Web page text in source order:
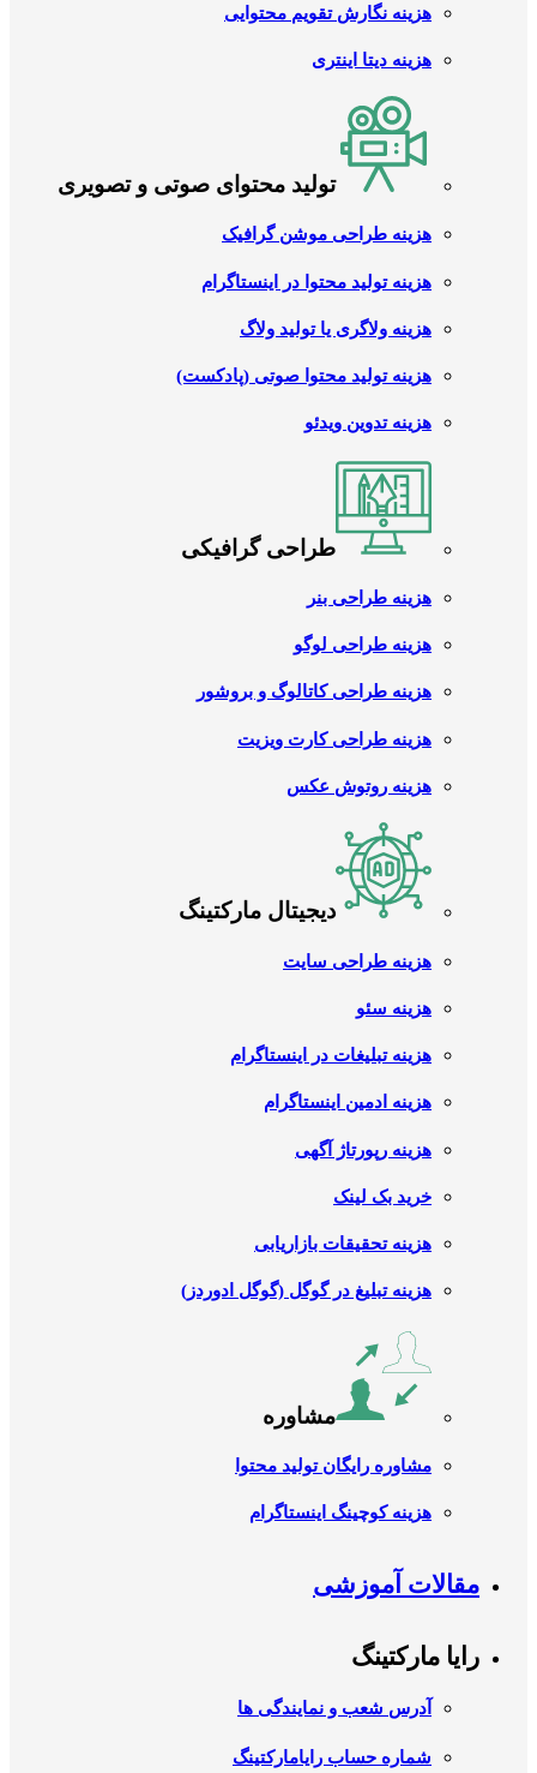
هزینه نگارش تقویم محتوایی
هزینه دیتا اینتری
تولید محتوای صوتی و تصویری
هزینه طراحی موشن گرافیک
هزینه تولید محتوا در اینستاگرام
هزینه ولاگری یا تولید ولاگ
هزینه تولید محتوا صوتی (پادکست)
هزینه تدوین ویدئو
طراحی گرافیکی
هزینه طراحی بنر
هزینه طراحی لوگو
هزینه طراحی کاتالوگ و بروشور
هزینه طراحی کارت ویزیت
هزینه روتوش عکس
دیجیتال مارکتینگ
هزینه طراحی سایت
هزینه سئو
هزینه تبلیغات در اینستاگرام
هزینه ادمین اینستاگرام
هزینه رپورتاژ آگهی
خرید بک لینک
هزینه تحقیقات بازاریابی
هزینه تبلیغ در گوگل (گوگل ادوردز)
مشاوره
مشاوره رایگان تولید محتوا
هزینه کوچینگ اینستاگرام
مقالات آموزشی
رایا مارکتینگ
آدرس شعب و نمایندگی ها
شماره حساب رایامارکتینگ